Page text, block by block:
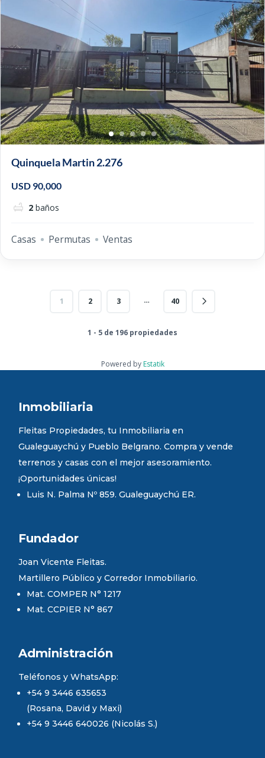
Quinquela Martin 2.276
USD 90,000
2 baños
Casas Permutas Ventas
1 2 3 … 40
1 - 5 de 196 propiedades
Powered by Estatik
Inmobiliaria
Fleitas Propiedades, tu Inmobiliaria en
Gualeguaychú y Pueblo Belgrano. Compra y vende
terrenos y casas con el mejor asesoramiento.
¡Oportunidades únicas!
Luis N. Palma Nº 859. Gualeguaychú ER.
Fundador
Joan Vicente Fleitas.
Martillero Público y Corredor Inmobiliario.
Mat. COMPER N° 1217
Mat. CCPIER N° 867
Administración
Teléfonos y WhatsApp:
+54 9 3446 635653
(Rosana, David y Maxi)
+54 9 3446 640026 (Nicolás S.)